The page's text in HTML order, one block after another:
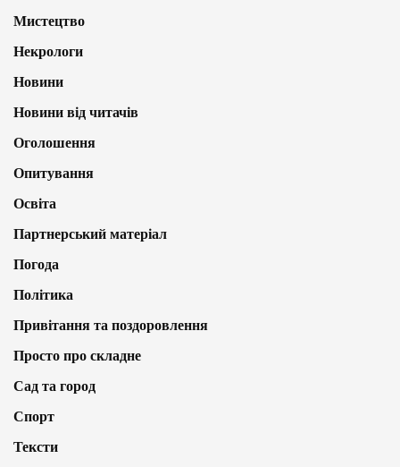
Мистецтво
Некрологи
Новини
Новини від читачів
Оголошення
Опитування
Освіта
Партнерський матеріал
Погода
Політика
Привітання та поздоровлення
Просто про складне
Сад та город
Спорт
Тексти